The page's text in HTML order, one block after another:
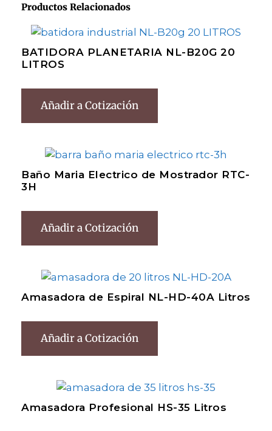
Productos Relacionados
BATIDORA PLANETARIA NL-B20G 20
LITROS
Añadir a Cotización
Baño Maria Electrico de Mostrador RTC-
3H
Añadir a Cotización
Amasadora de Espiral NL-HD-40A Litros
Añadir a Cotización
Amasadora Profesional HS-35 Litros